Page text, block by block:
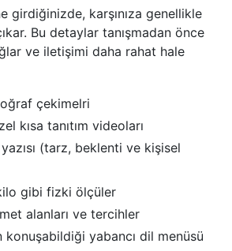
girdiğinizde, karşınıza genellikle
Bu detaylar tanışmadan önce
ve iletişimi daha rahat hale
çekimelri
kısa tanıtım videoları
(tarz, beklenti ve kişisel
gibi fizki ölçüler
alanları ve tercihler
konuşabildiği yabancı dil menüsü